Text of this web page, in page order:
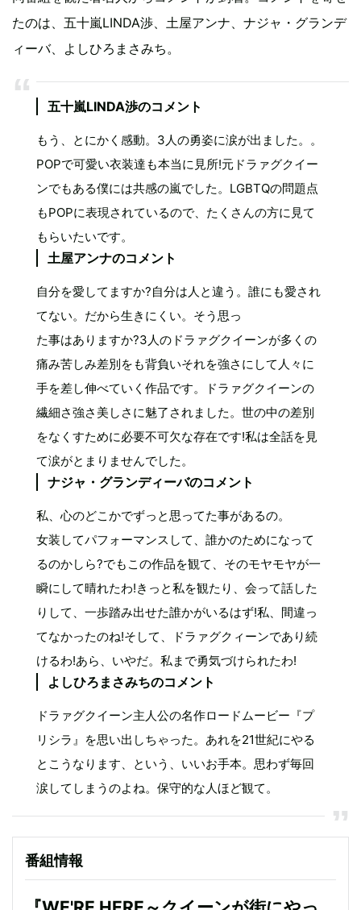
たのは、五十嵐LINDA渉、土屋アンナ、ナジャ・グランデ
ィーバ、よしひろまさみち。
五十嵐LINDA渉のコメント
もう、とにかく感動。3人の勇姿に涙が出ました。。
POPで可愛い衣装達も本当に見所!元ドラァグクイー
ンでもある僕には共感の嵐でした。LGBTQの問題点
もPOPに表現されているので、たくさんの方に見て
もらいたいです。
土屋アンナのコメント
自分を愛してますか?自分は人と違う。誰にも愛され
てない。だから生きにくい。そう思っ
た事はありますか?3人のドラァグクイーンが多くの
痛み苦しみ差別をも背負いそれを強さにして人々に
手を差し伸べていく作品です。ドラァグクイーンの
繊細さ強さ美しさに魅了されました。世の中の差別
をなくすために必要不可欠な存在です!私は全話を見
て涙がとまりませんでした。
ナジャ・グランディーバのコメント
私、心のどこかでずっと思ってた事があるの。
女装してパフォーマンスして、誰かのためになって
るのかしら?でもこの作品を観て、そのモヤモヤが一
瞬にして晴れたわ!きっと私を観たり、会って話した
りして、一歩踏み出せた誰かがいるはず!私、間違っ
てなかったのね!そして、ドラァグクィーンであり続
けるわ!あら、いやだ。私まで勇気づけられたわ!
よしひろまさみちのコメント
ドラァグクイーン主人公の名作ロードムービー『プ
リシラ』を思い出しちゃった。あれを21世紀にやる
とこうなります、という、いいお手本。思わず毎回
涙してしまうのよね。保守的な人ほど観て。
番組情報